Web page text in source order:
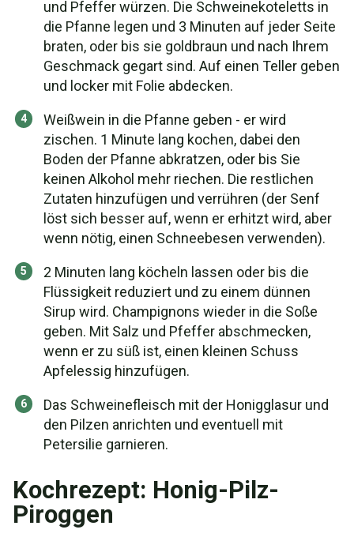
und Pfeffer würzen. Die Schweinekoteletts in
die Pfanne legen und 3 Minuten auf jeder Seite
braten, oder bis sie goldbraun und nach Ihrem
Geschmack gegart sind. Auf einen Teller geben
und locker mit Folie abdecken.
Weißwein in die Pfanne geben - er wird
zischen. 1 Minute lang kochen, dabei den
Boden der Pfanne abkratzen, oder bis Sie
keinen Alkohol mehr riechen. Die restlichen
Zutaten hinzufügen und verrühren (der Senf
löst sich besser auf, wenn er erhitzt wird, aber
wenn nötig, einen Schneebesen verwenden).
2 Minuten lang köcheln lassen oder bis die
Flüssigkeit reduziert und zu einem dünnen
Sirup wird. Champignons wieder in die Soße
geben. Mit Salz und Pfeffer abschmecken,
wenn er zu süß ist, einen kleinen Schuss
Apfelessig hinzufügen.
Das Schweinefleisch mit der Honigglasur und
den Pilzen anrichten und eventuell mit
Petersilie garnieren.
Kochrezept: Honig-Pilz-
Piroggen